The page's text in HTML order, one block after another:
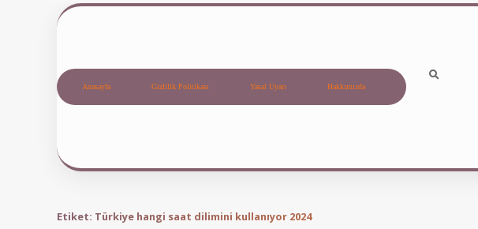
Anasayfa Gizlilik Politikası Yasal Uyarı Hakkımızda
Etiket: Türkiye hangi saat dilimini kullanıyor 2024